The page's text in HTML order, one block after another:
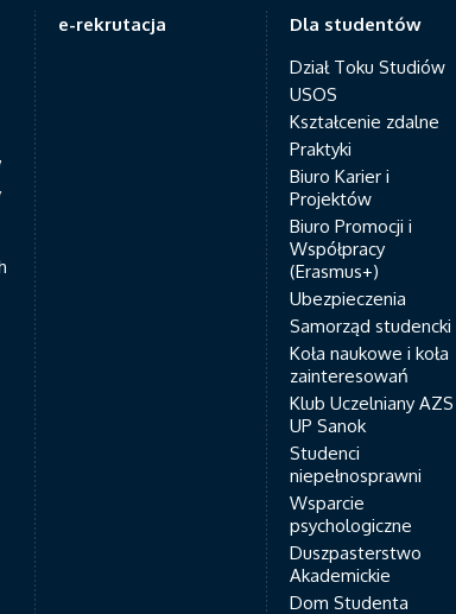
e-rekrutacja
Dla studentów
Dział Toku Studiów
USOS
Kształcenie zdalne
Praktyki
Biuro Karier i
Projektów
Biuro Promocji i
Współpracy
(Erasmus+)
Ubezpieczenia
Samorząd studencki
Koła naukowe i koła
zainteresowań
Klub Uczelniany AZS
UP Sanok
Studenci
niepełnosprawni
Wsparcie
psychologiczne
Duszpasterstwo
Akademickie
Dom Studenta